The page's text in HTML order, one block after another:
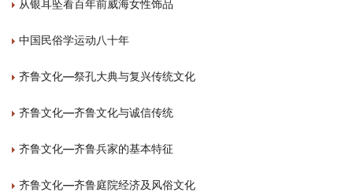
从银耳坠看百年前威海女性饰品
中国民俗学运动八十年
齐鲁文化—祭孔大典与复兴传统文化
齐鲁文化—齐鲁文化与诚信传统
齐鲁文化—齐鲁兵家的基本特征
齐鲁文化—齐鲁庭院经济及风俗文化